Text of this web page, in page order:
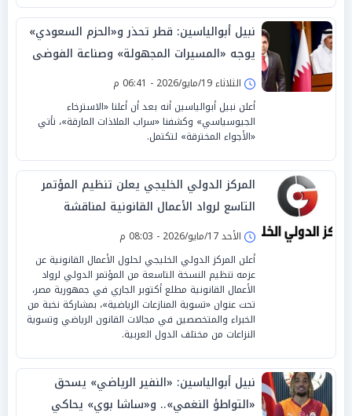
نبيل أبوالياسين: قطر تحذر و«الحزم السعودي»
يوجه «المسيرات المجهولة» وصناعة الفوضى
الإبستنية
الثلاثاء 19/مايو/2026 - 06:41 م
أعلن نبيل أبوالياسين أنه بعد أن أعلنا «الاسترخاء
الجيوسياسي» وكشفنا «سراب الملاذات المارقة»، تأتي
«الأجواء المخترقة» لتكتمل.
المركز الدولي الخليجي يعلن تنظيم المؤتمر
التاسع لرواد الأعمال القانونية لمناقشة
تحديات الاستثمار والنزاعات الرياضية
الأحد 17/مايو/2026 - 08:03 م
أعلن المركز الدولي الخليجي لحلول الأعمال القانونية عن
عزمه تنظيم النسخة التاسعة من المؤتمر الدولي لرواد
الأعمال القانونية مطلع أكتوبر الجاري في جمهورية مصر،
تحت عنوان «تسوية المنازعات الرياضية»، بمشاركة نخبة من
الخبراء والمتخصصين في مجالات القانون الرياضي وتسوية
النزاعات من مختلف الدول العربية.
نبيل أبوالياسين: «النفير الرياضي» يسحق
«التواطؤ النغمي».. و«ساشا بوي» يحاكي